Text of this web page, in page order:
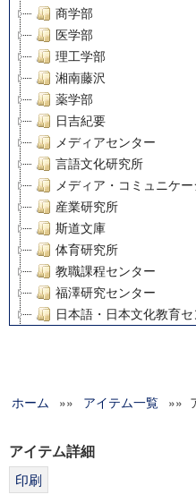
商学部
医学部
理工学部
湘南藤沢
薬学部
日吉紀要
メディアセンター
言語文化研究所
メディア・コミュニケ
産業研究所
斯道文庫
体育研究所
教職課程センター
福澤研究センター
日本語・日本文化教育セ
グローバルリサーチイン
科学研究費補助金研究成
ホーム »» アイテム一覧 »»
アイテム詳細